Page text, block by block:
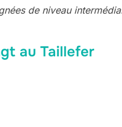
de niveau
au Taillefer